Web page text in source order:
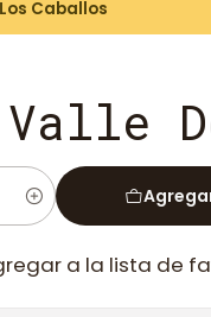
Caballos
a la lista de